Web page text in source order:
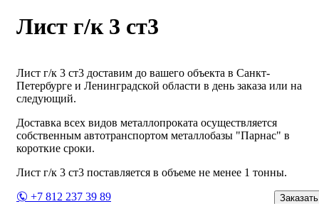
Лист г/к 3 ст3
Лист г/к 3 ст3 доставим до вашего объекта в Санкт-
Петербурге и Ленинградской области в день заказа или на
следующий.
Доставка всех видов металлопроката осуществляется
собственным автотранспортом металлобазы "Парнас" в
короткие сроки.
Лист г/к 3 ст3 поставляется в объеме не менее 1 тонны.
+7 812 237 39 89
Заказать